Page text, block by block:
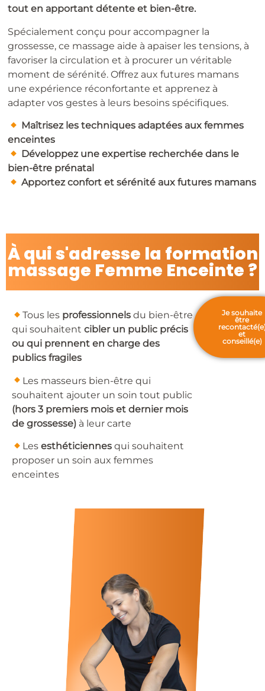
tout en apportant détente et bien-être.
Spécialement conçu pour accompagner la
grossesse, ce massage aide à apaiser les tensions, à
favoriser la circulation et à procurer un véritable
moment de sérénité. Offrez aux futures mamans
une expérience réconfortante et apprenez à
adapter vos gestes à leurs besoins spécifiques.
Maîtrisez les techniques adaptées aux femmes
enceintes
Développez une expertise recherchée dans le
bien-être prénatal
Apportez confort et sérénité aux futures mamans
À qui s'adresse la formation
massage Femme Enceinte ?
​Tous les professionnels du bien-être
qui souhaitent cibler un public précis
ou qui prennent en charge des
publics fragiles
​Les masseurs bien-être qui
souhaitent ajouter un soin tout public
(hors 3 premiers mois et dernier mois
de grossesse) à leur carte
​Lesesthéticiennes qui souhaitent
proposer un soin aux femmes
enceintes
Je souhaite
être
et
conseillé(e)